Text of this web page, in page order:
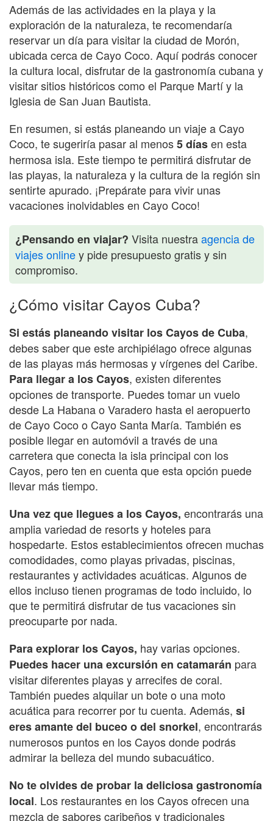
Además de las actividades en la playa y la
exploración de la naturaleza, te recomendaría
reservar un día para visitar la ciudad de Morón,
ubicada cerca de Cayo Coco. Aquí podrás conocer
la cultura local, disfrutar de la gastronomía cubana y
visitar sitios históricos como el Parque Martí y la
Iglesia de San Juan Bautista.
En resumen, si estás planeando un viaje a Cayo
Coco, te sugeriría pasar al menos5 díasen esta
hermosa isla. Este tiempo te permitirá disfrutar de
las playas, la naturaleza y la cultura de la región sin
sentirte apurado. ¡Prepárate para vivir unas
vacaciones inolvidables en Cayo Coco!
¿Pensando en viajar? Visita nuestraagencia de
viajes onliney pide presupuesto gratis y sin
compromiso.
¿Cómo visitar Cayos Cuba?
Si estás planeando visitar los Cayos de Cuba,
debes saber que este archipiélago ofrece algunas
de las playas más hermosas y vírgenes del Caribe.
Para llegar a los Cayos, existen diferentes
opciones de transporte. Puedes tomar un vuelo
desde La Habana o Varadero hasta el aeropuerto
de Cayo Coco o Cayo Santa María. También es
posible llegar en automóvil a través de una
carretera que conecta la isla principal con los
Cayos, pero ten en cuenta que esta opción puede
llevar más tiempo.
Una vez que llegues a los Cayos, encontrarás una
amplia variedad de resorts y hoteles para
hospedarte. Estos establecimientos ofrecen muchas
comodidades, como playas privadas, piscinas,
restaurantes y actividades acuáticas. Algunos de
ellos incluso tienen programas de todo incluido, lo
que te permitirá disfrutar de tus vacaciones sin
preocuparte por nada.
Para explorar los Cayos, hay varias opciones.
Puedes hacer una excursión en catamarán para
visitar diferentes playas y arrecifes de coral.
También puedes alquilar un bote o una moto
acuática para recorrer por tu cuenta. Además, si
eres amante del buceo o del snorkel, encontrarás
numerosos puntos en los Cayos donde podrás
admirar la belleza del mundo subacuático.
No te olvides de probar la deliciosa gastronomía
local. Los restaurantes en los Cayos ofrecen una
mezcla de sabores caribeños y tradicionales